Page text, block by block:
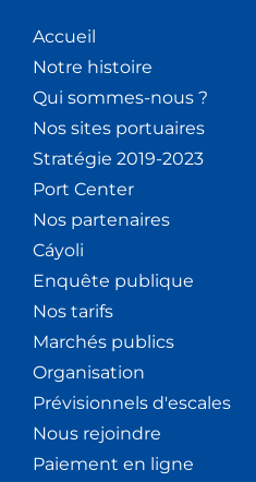
Accueil
Notre histoire
Qui sommes-nous ?
Nos sites portuaires
Stratégie 2019-2023
Port Center
Nos partenaires
Cáyoli
Enquête publique
Nos tarifs
Marchés publics
Organisation
Prévisionnels d'escales
Nous rejoindre
Paiement en ligne